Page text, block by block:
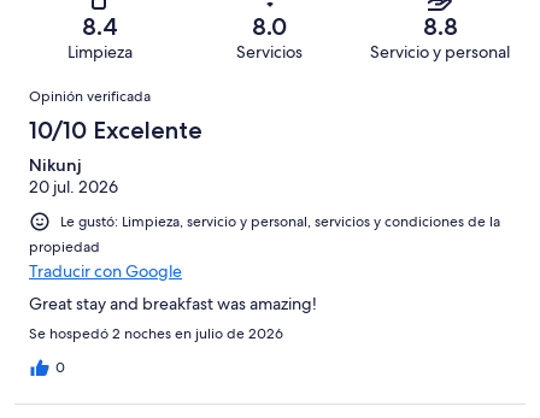
opiniones
opiniones
de
1343
opiniones
Basada
de
opiniones
Terrible.
Basada
de
1343
opiniones
8.4
Limpieza
8.0
Servicios
8.8
Servicio y personal
Opiniones
Opinión verificada
10/10 Excelente
Nikunj
20 jul. 2026
Le gustó: Limpieza, servicio y personal, servicios y condiciones de la
propiedad
Traducir con Google
Great stay and breakfast was amazing!
Se hospedó 2 noches en julio de 2026
0